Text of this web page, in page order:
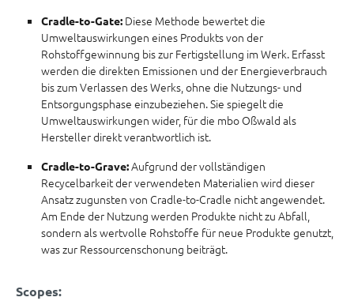
Cradle-to-Gate: Diese Methode bewertet die
Umweltauswirkungen eines Produkts von der
Rohstoffgewinnung bis zur Fertigstellung im Werk. Erfasst
werden die direkten Emissionen und der Energieverbrauch
bis zum Verlassen des Werks, ohne die Nutzungs- und
Entsorgungsphase einzubeziehen. Sie spiegelt die
Umweltauswirkungen wider, für die mbo Oßwald als
Hersteller direkt verantwortlich ist.
Cradle-to-Grave:Aufgrund der vollständigen
Recycelbarkeit der verwendeten Materialien wird dieser
Ansatz zugunsten von Cradle-to-Cradle nicht angewendet.
Am Ende der Nutzung werden Produkte nicht zu Abfall,
sondern als wertvolle Rohstoffe für neue Produkte genutzt,
was zur Ressourcenschonung beiträgt.
Scopes: